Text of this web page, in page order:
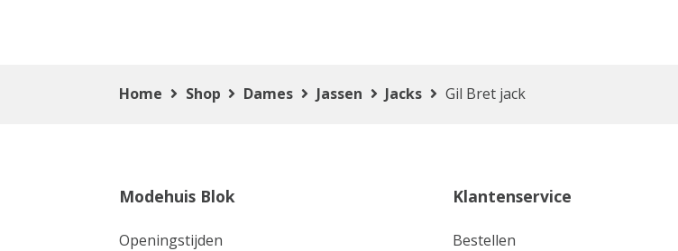
Home Shop Dames Jassen Jacks Gil Bret jack
Modehuis Blok
Openingstijden
Klantenservice
Bestellen